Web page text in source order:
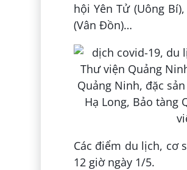
hội Yên Tử (Uông
(Vân Đồn)…
Các điểm du lịch, cơ
12 giờ ngày 1/5.